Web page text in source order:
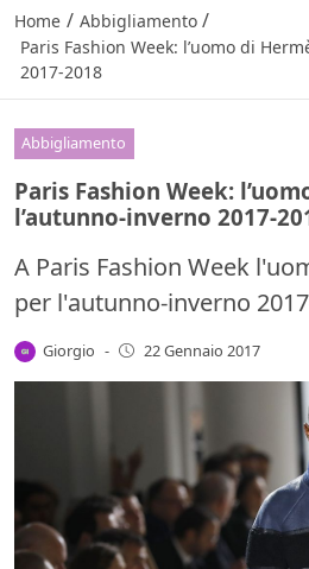
Home / Abbigliamento /
Paris Fashion Week: l’uomo di
2017-2018
Abbigliamento
Paris Fashion Week:
l’autunno-inverno 2017-
A Paris Fashion Week
per l'autunno-inverno
Giorgio - 22 Gennaio 2017